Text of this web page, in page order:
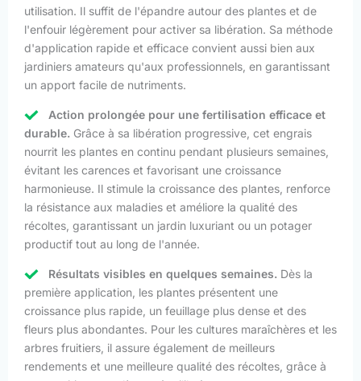
utilisation. Il suffit de l'épandre autour des plantes et de
l'enfouir légèrement pour activer sa libération. Sa méthode
d'application rapide et efficace convient aussi bien aux
jardiniers amateurs qu'aux professionnels, en garantissant
un apport facile de nutriments.
Action prolongée pour une fertilisation efficace et
durable. Grâce à sa libération progressive, cet engrais
nourrit les plantes en continu pendant plusieurs semaines,
évitant les carences et favorisant une croissance
harmonieuse. Il stimule la croissance des plantes, renforce
la résistance aux maladies et améliore la qualité des
récoltes, garantissant un jardin luxuriant ou un potager
productif tout au long de l'année.
Résultats visibles en quelques semaines. Dès la
première application, les plantes présentent une
croissance plus rapide, un feuillage plus dense et des
fleurs plus abondantes. Pour les cultures maraîchères et les
arbres fruitiers, il assure également de meilleurs
rendements et une meilleure qualité des récoltes, grâce à